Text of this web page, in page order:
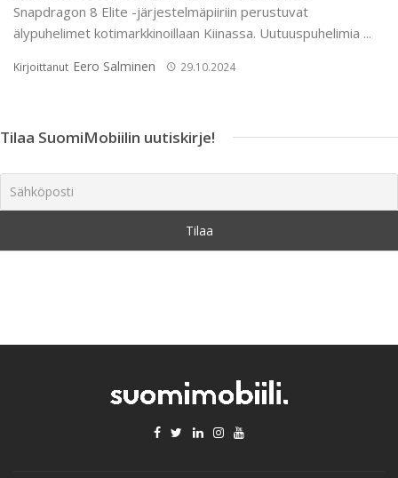
Snapdragon 8 Elite -järjestelmäpiiriin perustuvat
älypuhelimet kotimarkkinoillaan Kiinassa. Uutuuspuhelimia ...
Kirjoittanut Eero Salminen 29.10.2024
Tilaa SuomiMobiilin uutiskirje!